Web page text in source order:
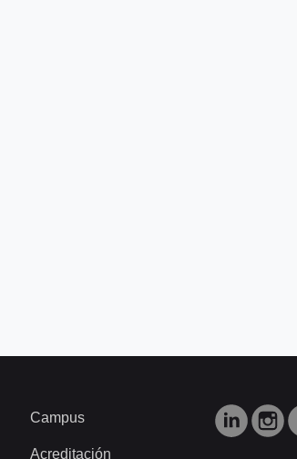
Campus
Acreditación